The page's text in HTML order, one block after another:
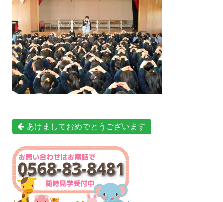
あけましておめでとうございます